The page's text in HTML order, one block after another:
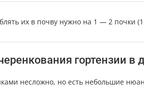
их в почву нужно на 1 — 2 почки
гортензии в
несложно, но есть небольшие